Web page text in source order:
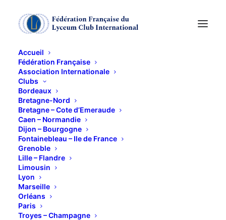
Accueil
Fédération Française
Association Internationale
Clubs
Bordeaux
Bretagne-Nord
Bretagne – Cote d’Emeraude
Caen – Normandie
Dijon – Bourgogne
Fontainebleau – Ile de France
Grenoble
Lille – Flandre
Limousin
Lyon
Marseille
Orléans
Paris
Troyes – Champagne
PORT ROYAL des
CHAMPS
Suite à notre déplacement à Port-Royal des Champs,
Philippe GUÉTIN, mari de notre Amie Martine, nous